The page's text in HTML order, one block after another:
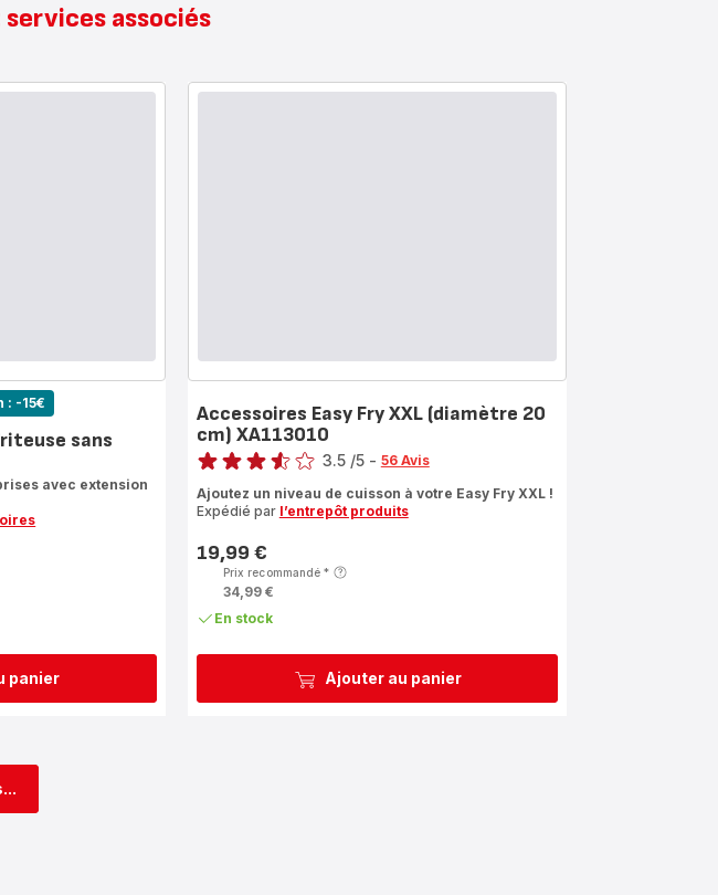
associés
panier
: -15€
sans
avec extension
Ajouter au panier
Accessoires Easy Fry XXL (diamètre 20
cm) XA113010
Note
3.5 /5 - 56 Avis
Ajoutez un niveau de cuisson à votre Easy Fry XXL !
Expédié par l’entrepôt produits
Prix
19,99 €
Prix recommandé*
34,99 €
En stock